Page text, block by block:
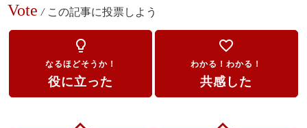
Vote / この記事に投票しよう
lightbulb_outline
なるほどそうか！
役に立った
favorite_border
わかる！わかる！
共感した